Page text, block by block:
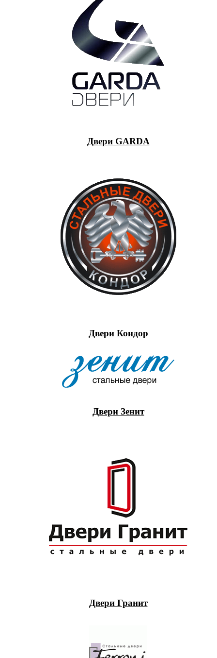
Двери GARDA
Двери Кондор
Двери Зенит
Двери Гранит